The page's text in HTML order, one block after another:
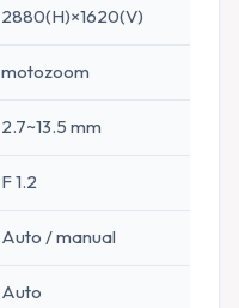
2880(H)×1620(V)
motozoom
2.7~13.5 mm
F 1.2
Auto / manual
Auto